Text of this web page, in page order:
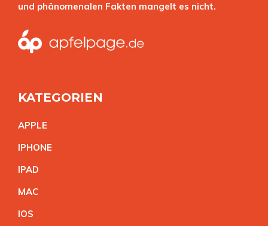
und phänomenalen Fakten mangelt es nicht.
KATEGORIEN
APPLE
IPHONE
IPAD
MAC
IOS